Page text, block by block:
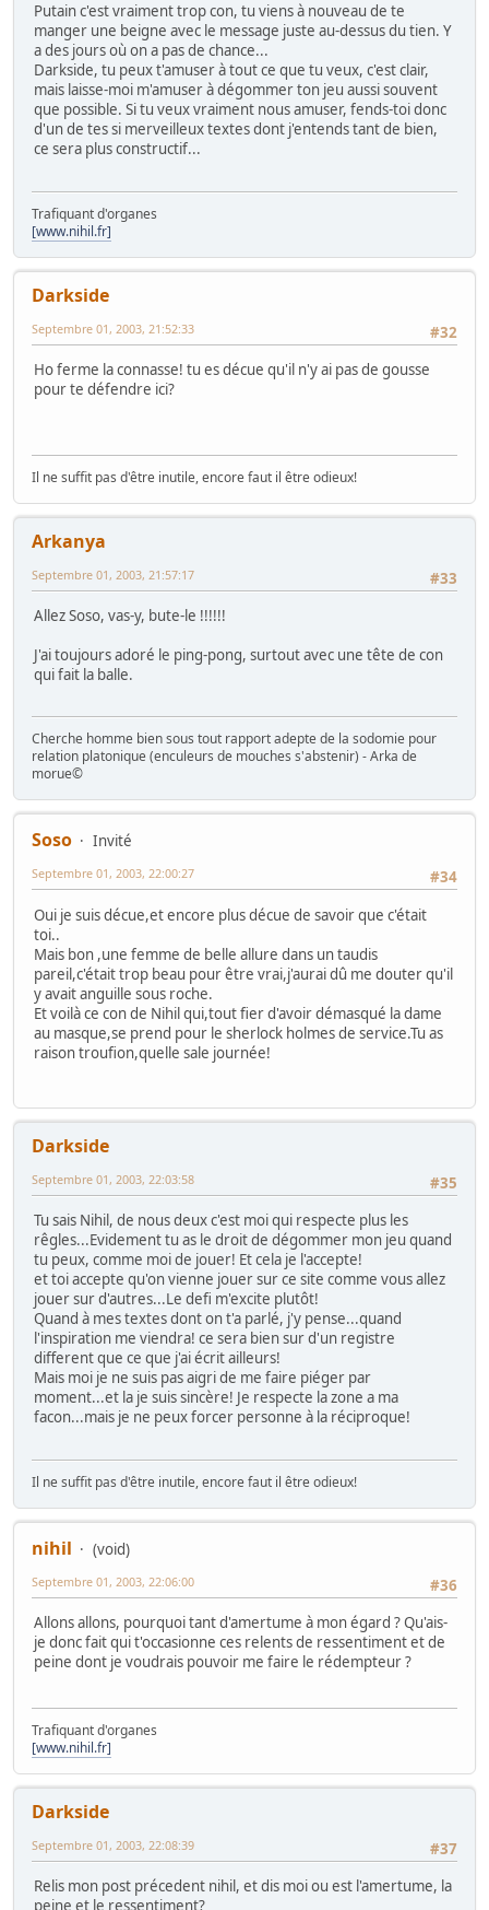
Putain c'est vraiment trop con, tu viens à nouveau de te
manger une beigne avec le message juste au-dessus du tien. Y
a des jours où on a pas de chance...
Darkside, tu peux t'amuser à tout ce que tu veux, c'est clair,
mais laisse-moi m'amuser à dégommer ton jeu aussi souvent
que possible. Si tu veux vraiment nous amuser, fends-toi donc
d'un de tes si merveilleux textes dont j'entends tant de bien,
ce sera plus constructif...
Trafiquant d'organes
[www.nihil.fr]
Darkside
#32
Septembre 01, 2003, 21:52:33
Ho ferme la connasse! tu es décue qu'il n'y ai pas de gousse
pour te défendre ici?
Il ne suffit pas d'être inutile, encore faut il être odieux!
Arkanya
#33
Septembre 01, 2003, 21:57:17
Allez Soso, vas-y, bute-le !!!!!!
J'ai toujours adoré le ping-pong, surtout avec une tête de con
qui fait la balle.
Cherche homme bien sous tout rapport adepte de la sodomie pour
relation platonique (enculeurs de mouches s'abstenir) - Arka de
morue©
Soso
Invité
#34
Septembre 01, 2003, 22:00:27
Oui je suis décue,et encore plus décue de savoir que c'était
toi..
Mais bon ,une femme de belle allure dans un taudis
pareil,c'était trop beau pour être vrai,j'aurai dû me douter qu'il
y avait anguille sous roche.
Et voilà ce con de Nihil qui,tout fier d'avoir démasqué la dame
au masque,se prend pour le sherlock holmes de service.Tu as
raison troufion,quelle sale journée!
Darkside
#35
Septembre 01, 2003, 22:03:58
Tu sais Nihil, de nous deux c'est moi qui respecte plus les
rêgles...Evidement tu as le droit de dégommer mon jeu quand
tu peux, comme moi de jouer! Et cela je l'accepte!
et toi accepte qu'on vienne jouer sur ce site comme vous allez
jouer sur d'autres...Le defi m'excite plutôt!
Quand à mes textes dont on t'a parlé, j'y pense...quand
l'inspiration me viendra! ce sera bien sur d'un registre
different que ce que j'ai écrit ailleurs!
Mais moi je ne suis pas aigri de me faire piéger par
moment...et la je suis sincère! Je respecte la zone a ma
facon...mais je ne peux forcer personne à la réciproque!
Il ne suffit pas d'être inutile, encore faut il être odieux!
nihil
(void)
#36
Septembre 01, 2003, 22:06:00
Allons allons, pourquoi tant d'amertume à mon égard ? Qu'ais-
je donc fait qui t'occasionne ces relents de ressentiment et de
peine dont je voudrais pouvoir me faire le rédempteur ?
Trafiquant d'organes
[www.nihil.fr]
Darkside
#37
Septembre 01, 2003, 22:08:39
Relis mon post précedent nihil, et dis moi ou est l'amertume, la
peine et le ressentiment?